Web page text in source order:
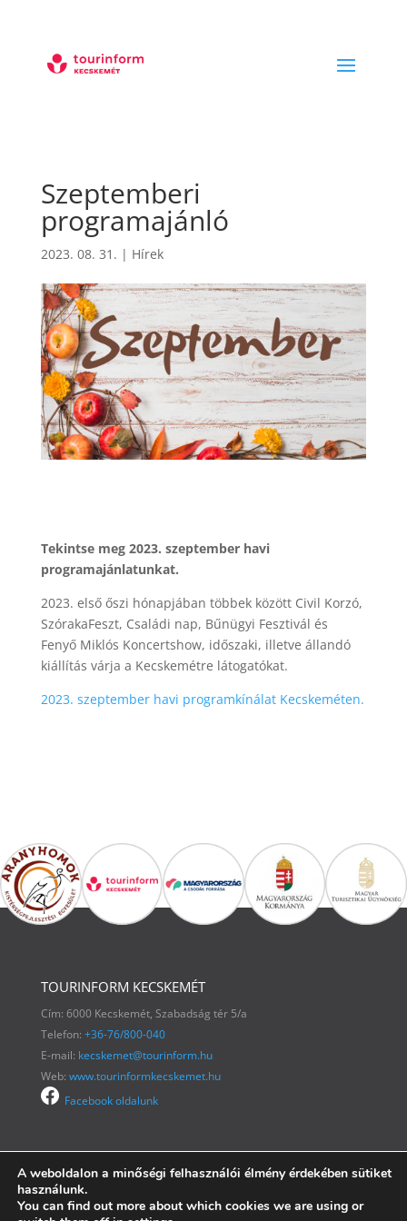
Szeptemberi
programajánló
2023. 08. 31. | Hírek
Tekintse meg 2023. szeptember havi
programajánlatunkat.
2023. első őszi hónapjában többek között Civil Korzó,
SzórakaFeszt, Családi nap, Bűnügyi Fesztivál és
Fenyő Miklós Koncertshow, időszaki, illetve állandó
kiállítás várja a Kecskemétre látogatókat.
2023. szeptember havi programkínálat Kecskeméten.
TOURINFORM KECSKEMÉT
Cím: 6000 Kecskemét, Szabadság tér 5/a
Telefon: +36-76/800-040
E-mail: kecskemet@tourinform.hu
Web: www.tourinformkecskemet.hu
Facebook oldalunk
A weboldalon a minőségi felhasználói élmény érdekében sütiket
használunk.
You can find out more about which cookies we are using or